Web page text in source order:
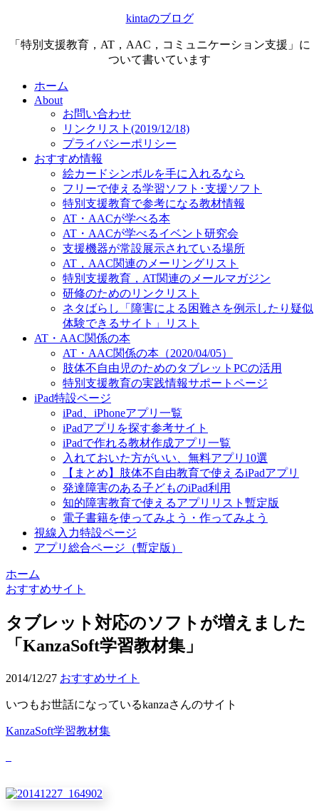
kintaのブログ
「特別支援教育，AT，AAC，コミュニケーション支援」に
ついて書いています
ホーム
About
お問い合わせ
リンクリスト(2019/12/18)
プライバシーポリシー
おすすめ情報
絵カードシンボルを手に入れるなら
フリーで使える学習ソフト･支援ソフト
特別支援教育で参考になる教材情報
AT・AACが学べる本
AT・AACが学べるイベント研究会
支援機器が常設展示されている場所
AT，AAC関連のメーリングリスト
特別支援教育，AT関連のメールマガジン
研修のためのリンクリスト
ネタばらし「障害による困難さを例示したり疑似
体験できるサイト」リスト
AT・AAC関係の本
AT・AAC関係の本（2020/04/05）
肢体不自由児のためのタブレットPCの活用
特別支援教育の実践情報サポートページ
iPad特設ページ
iPad、iPhoneアプリ一覧
iPadアプリを探す参考サイト
iPadで作れる教材作成アプリ一覧
入れておいた方がいい、無料アプリ10選
【まとめ】肢体不自由教育で使えるiPadアプリ
発達障害のある子どものiPad利用
知的障害教育で使えるアプリリスト暫定版
電子書籍を使ってみよう・作ってみよう
視線入力特設ページ
アプリ総合ページ（暫定版）
ホーム
おすすめサイト
タブレット対応のソフトが増えました
「KanzaSoft学習教材集」
2014/12/27 おすすめサイト
いつもお世話になっているkanzaさんのサイト
KanzaSoft学習教材集